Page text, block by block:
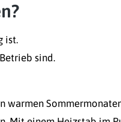
ist.
sind.
warmen